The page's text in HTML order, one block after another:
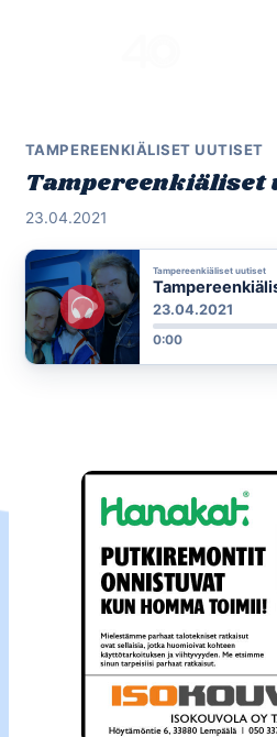
TAMPEREENKIÄLISET UUTISET
Tampereenkiäliset
23.04.2021
Tampereenkiäliset uutiset
23.04.2021
0:00